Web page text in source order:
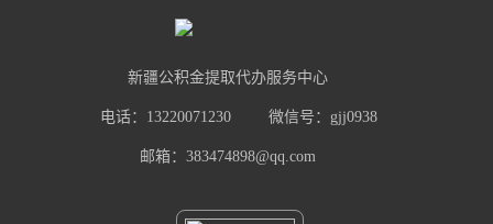
新疆公积金提取代办服务中心
电话：13220071230 微信号：gjj0938
邮箱：383474898@qq.com